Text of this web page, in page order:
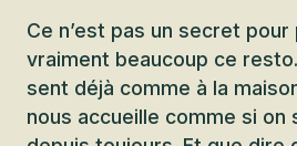
Ce n’est pas un secret pour
vraiment beaucoup ce
sent déjà comme à la
nous accueille comme si on